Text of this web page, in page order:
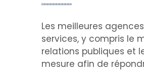
Les meilleures
services, y compris le
relations publiques et
mesure afin de